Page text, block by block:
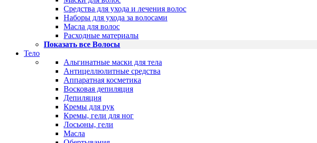
Средства для ухода и лечения волос
Наборы для ухода за волосами
Масла для волос
Расходные материалы
Показать все Волосы
Тело
Альгинатные маски для тела
Антицеллюлитные средства
Аппаратная косметика
Восковая депиляция
Депиляция
Кремы для рук
Кремы, гели для ног
Лосьоны, гели
Масла